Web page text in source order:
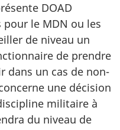
DOAD
pour le MDN ou les
de niveau un
de prendre
dans un cas de non-
une décision
militaire à
du niveau de